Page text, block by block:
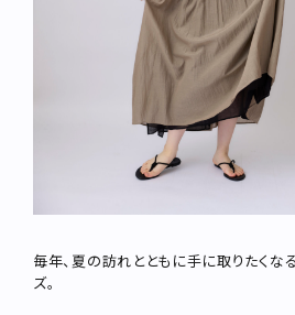
お知らせ
オフィシャルサイト
TRAVELOGUE
毎年、夏の訪れとともに手に取りたくな
ズ。